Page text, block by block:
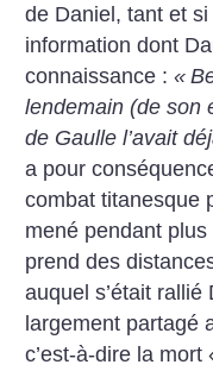
de Daniel, tant et
information dont
connaissance :«
lendemain (de son
de Gaulle l’avait
a pour
combat titanesque
mené pendant
prend des
auquel s’était
largement partagé
c’est-à-dire la mort